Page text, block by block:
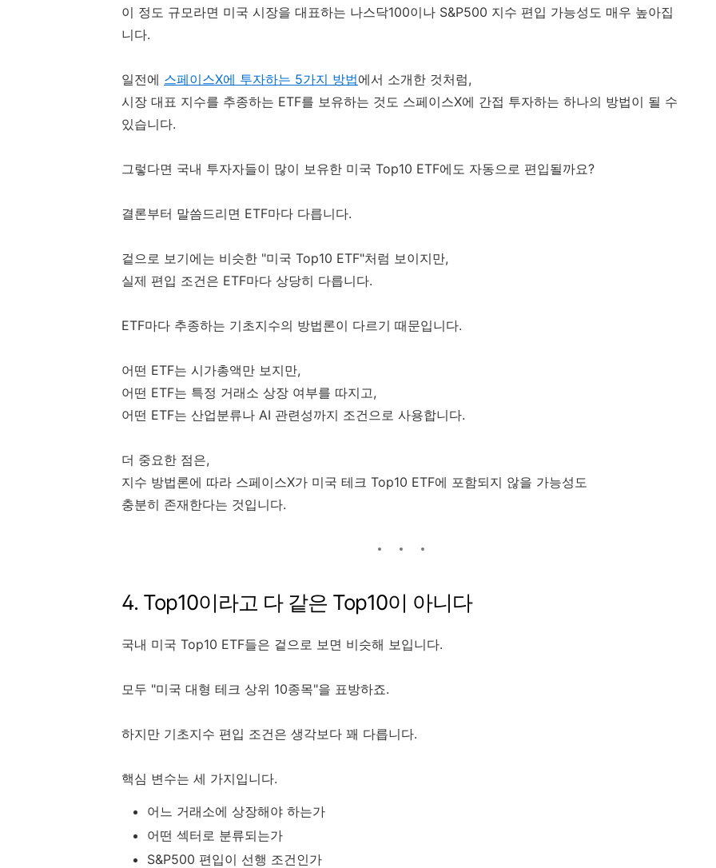
이 정도 규모라면 미국 시장을 대표하는 나스닥100이나 S&P500 지수 편입 가능성도 매우 높아집
니다.
일전에 스페이스X에 투자하는 5가지 방법에서 소개한 것처럼,
시장 대표 지수를 추종하는 ETF를 보유하는 것도 스페이스X에 간접 투자하는 하나의 방법이 될 수
있습니다.
그렇다면 국내 투자자들이 많이 보유한 미국 Top10 ETF에도 자동으로 편입될까요?
결론부터 말씀드리면 ETF마다 다릅니다.
겉으로 보기에는 비슷한 "미국 Top10 ETF"처럼 보이지만,
실제 편입 조건은 ETF마다 상당히 다릅니다.
ETF마다 추종하는 기초지수의 방법론이 다르기 때문입니다.
어떤 ETF는 시가총액만 보지만,
어떤 ETF는 특정 거래소 상장 여부를 따지고,
어떤 ETF는 산업분류나 AI 관련성까지 조건으로 사용합니다.
더 중요한 점은,
지수 방법론에 따라 스페이스X가 미국 테크 Top10 ETF에 포함되지 않을 가능성도
충분히 존재한다는 것입니다.
4. Top10이라고 다 같은 Top10이 아니다
국내 미국 Top10 ETF들은 겉으로 보면 비슷해 보입니다.
모두 "미국 대형 테크 상위 10종목"을 표방하죠.
하지만 기초지수 편입 조건은 생각보다 꽤 다릅니다.
핵심 변수는 세 가지입니다.
어느 거래소에 상장해야 하는가
어떤 섹터로 분류되는가
S&P500 편입이 선행 조건인가